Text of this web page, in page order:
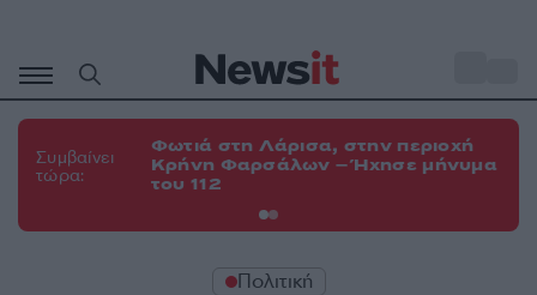
περιεχόμενο
Συμβαίνει
τώρα:
Φωτιά στη Λάρισα, στην περιοχή
Κρήνη Φαρσάλων – Ήχησε μήνυμα
του 112
Πολιτική